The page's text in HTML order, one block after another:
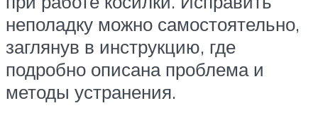
неполадку можно самостоятельно,
заглянув в инструкцию, где
подробно описана проблема и
методы устранения.